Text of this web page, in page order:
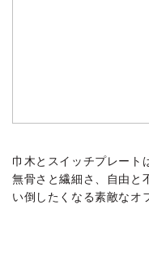
巾木とスイッチプレート
無骨さと繊細さ、自由と
い倒したくなる素敵なオ